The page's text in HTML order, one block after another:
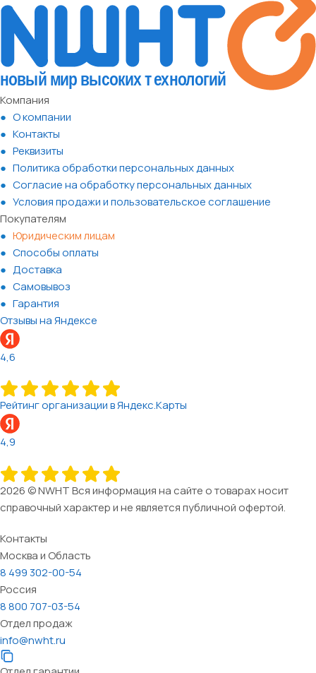
Компания
О компании
Контакты
Реквизиты
Политика обработки персональных данных
Согласие на обработку персональных данных
Условия продажи и пользовательское соглашение
Покупателям
Юридическим лицам
Способы оплаты
Доставка
Самовывоз
Гарантия
Отзывы на Яндексе
4,6
Рейтинг организации в Яндекс.Карты
4,9
2026 © NWHT Вся информация на сайте о товарах носит
справочный характер и не является публичной офертой.
Контакты
Москва и Область
8 499 302-00-54
Россия
8 800 707-03-54
Отдел продаж
info@nwht.ru